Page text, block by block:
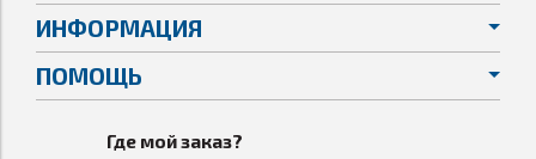
ИНФОРМАЦИЯ
ПОМОЩЬ
Где мой заказ?